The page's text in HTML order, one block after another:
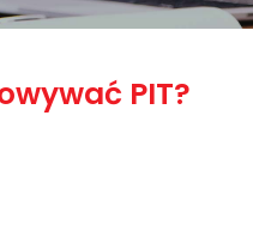
PIT?